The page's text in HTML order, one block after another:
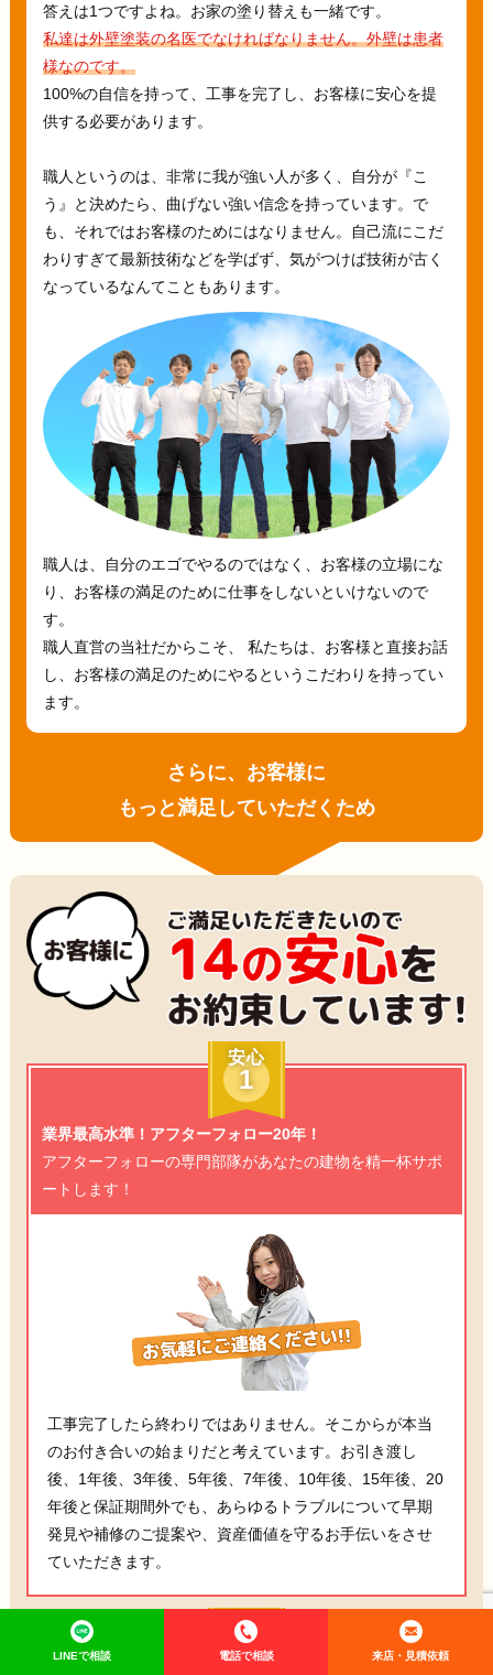
答えは1つですよね。お家の塗り替えも一緒です。
私達は外壁塗装の名医でなければなりません。外壁は患者
様なのです。
100%の自信を持って、工事を完了し、お客様に安心を提
供する必要があります。
職人というのは、非常に我が強い人が多く、自分が『こ
う』と決めたら、曲げない強い信念を持っています。で
も、それではお客様のためにはなりません。自己流にこだ
わりすぎて最新技術などを学ばず、気がつけば技術が古く
なっているなんてこともあります。
職人は、自分のエゴでやるのではなく、お客様の立場にな
り、お客様の満足のために仕事をしないといけないので
す。
職人直営の当社だからこそ、 私たちは、お客様と直接お話
し、お客様の満足のためにやるというこだわりを持ってい
ます。
さらに、お客様に
もっと満足していただくため
安心
1
業界最高水準！アフターフォロー20年！
アフターフォローの専門部隊があなたの建物を精一杯サポ
ートします！
工事完了したら終わりではありません。そこからが本当
のお付き合いの始まりだと考えています。お引き渡し
後、1年後、3年後、5年後、7年後、10年後、15年後、20
年後と保証期間外でも、あらゆるトラブルについて早期
発見や補修のご提案や、資産価値を守るお手伝いをさせ
ていただきます。
安心
2
LINEで相談 電話で相談 来店・見積依頼